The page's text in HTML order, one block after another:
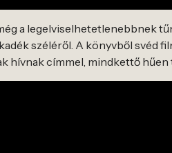
a legelviselhetetlenebbnek
széléről. A könyvből svéd
hívnak címmel, mindkettő